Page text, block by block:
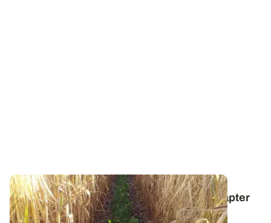
Episode 1 - Relay-cropping : comment adapter
le semis de la céréale ?